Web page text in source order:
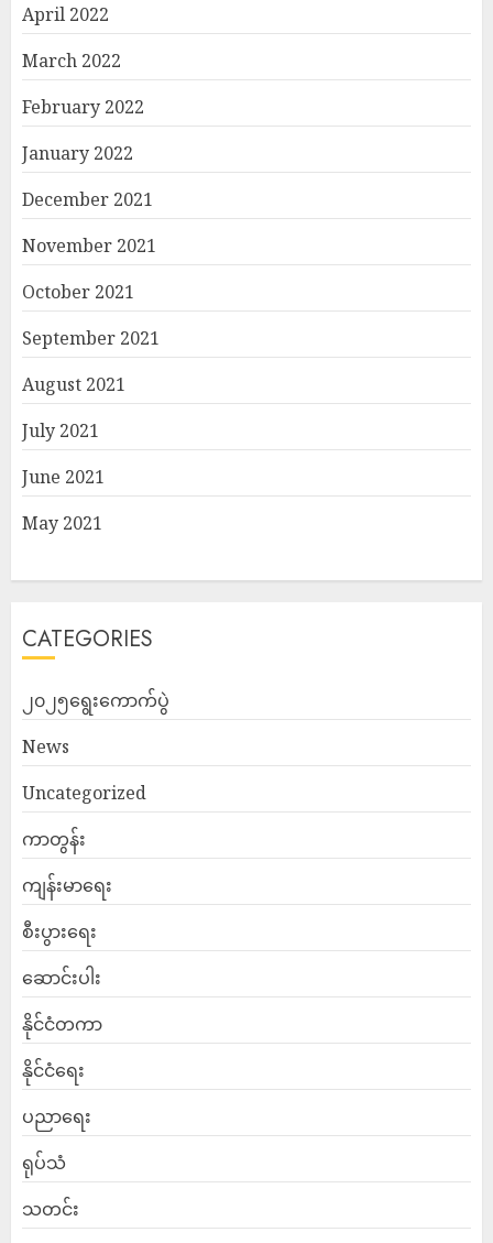
April 2022
March 2022
February 2022
January 2022
December 2021
November 2021
October 2021
September 2021
August 2021
July 2021
June 2021
May 2021
CATEGORIES
၂၀၂၅ရွေးကောက်ပွဲ
News
Uncategorized
ကာတွန်း
ကျန်းမာရေး
စီးပွားရေး
ဆောင်းပါး
နိုင်ငံတကာ
နိုင်ငံရေး
ပညာရေး
ရုပ်သံ
သတင်း